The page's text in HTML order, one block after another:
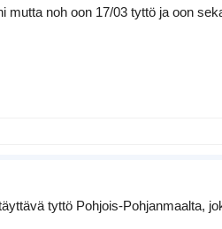
mutta noh oon 17/03 tyttö ja oon
tyttö Pohjois-Pohjanmaalta,